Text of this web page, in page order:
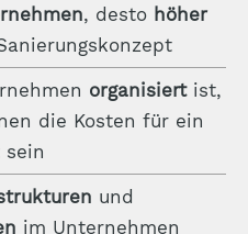
, desto höher
organisiertist,
die Kosten für ein
sein
und
im Unternehmen